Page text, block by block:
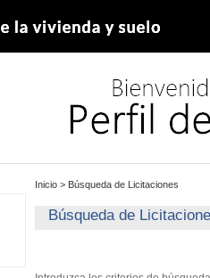
Inicio > Búsqueda de Licitaciones
Búsqueda de